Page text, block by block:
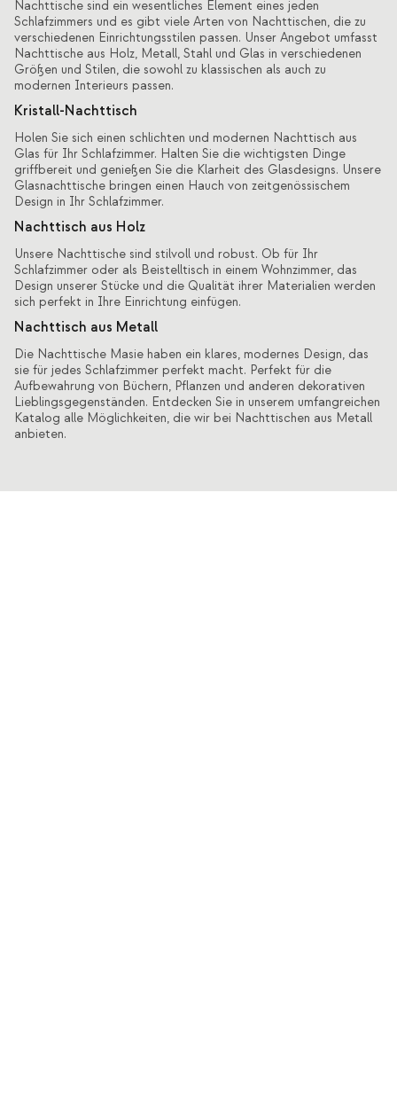
Nachttische sind ein wesentliches Element eines jeden
Schlafzimmers und es gibt viele Arten von Nachttischen, die zu
verschiedenen Einrichtungsstilen passen. Unser Angebot umfasst
Nachttische aus Holz, Metall, Stahl und Glas in verschiedenen
Größen und Stilen, die sowohl zu klassischen als auch zu
modernen Interieurs passen.
Kristall-Nachttisch
Holen Sie sich einen schlichten und modernen Nachttisch aus
Glas für Ihr Schlafzimmer. Halten Sie die wichtigsten Dinge
griffbereit und genießen Sie die Klarheit des Glasdesigns. Unsere
Glasnachttische bringen einen Hauch von zeitgenössischem
Design in Ihr Schlafzimmer.
Nachttisch aus Holz
Unsere Nachttische sind stilvoll und robust. Ob für Ihr
Schlafzimmer oder als Beistelltisch in einem Wohnzimmer, das
Design unserer Stücke und die Qualität ihrer Materialien werden
sich perfekt in Ihre Einrichtung einfügen.
Nachttisch aus Metall
Die Nachttische Masie haben ein klares, modernes Design, das
sie für jedes Schlafzimmer perfekt macht. Perfekt für die
Aufbewahrung von Büchern, Pflanzen und anderen dekorativen
Lieblingsgegenständen. Entdecken Sie in unserem umfangreichen
Katalog alle Möglichkeiten, die wir bei Nachttischen aus Metall
anbieten.